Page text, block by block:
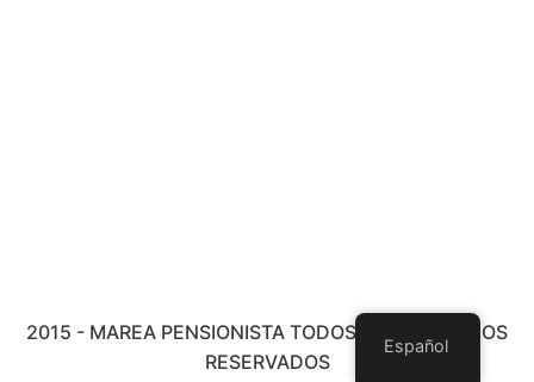
2015 - MAREA PENSIONISTA TODOS LOS DERECHOS
RESERVADOS
Español